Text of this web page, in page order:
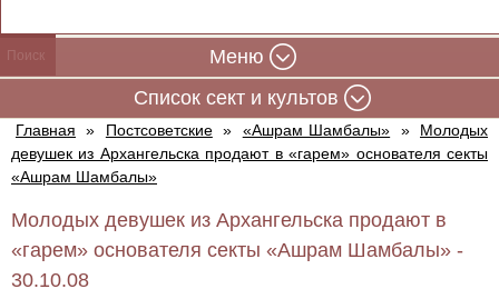
Меню
Cписок сект и культов
Главная » Постсоветские » «Ашрам Шамбалы» »
Молодых
девушек из Архангельска продают в «гарем» основателя секты
«Ашрам Шамбалы»
Молодых девушек из Архангельска продают в
«гарем» основателя секты «Ашрам Шамбалы» -
30.10.08